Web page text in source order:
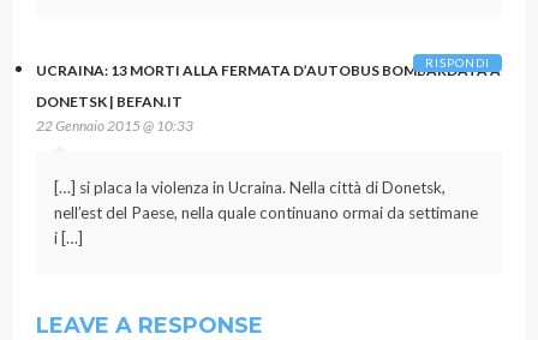
UCRAINA: 13 MORTI ALLA FERMATA D’AUTOBUS BOMBARDATA A
DONETSK | BEFAN.IT
22 Gennaio 2015 @ 10:33
[…] si placa la violenza in Ucraina. Nella città di Donetsk,
nell’est del Paese, nella quale continuano ormai da settimane
i […]
RISPONDI
LEAVE A RESPONSE